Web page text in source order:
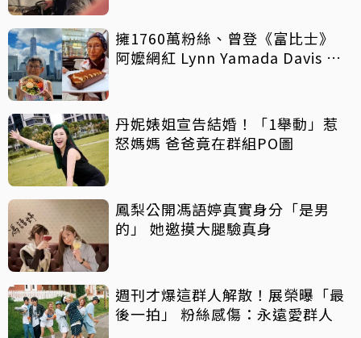
擁1760萬粉絲、曾登《富比士》
阿嬤網紅 Lynn Yamada Davis 驚
丹妮婊姐宣告結婚！「1舉動」惹
怒媽媽 爸爸竟在群組PO圖
鳳梨公開馮語婷真實身分「是男
的」 她邀摸大腿驗真身
週刊才爆這群人解散！展榮曝「最
後一拍」 粉絲感傷：永遠愛群人